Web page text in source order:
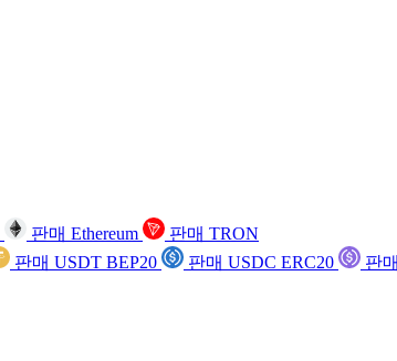
판매 Ethereum
판매 TRON
판매 USDT BEP20 판매 USDC ERC20
판